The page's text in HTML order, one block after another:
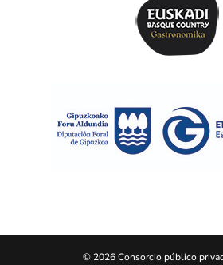
© 2026 Consorcio público